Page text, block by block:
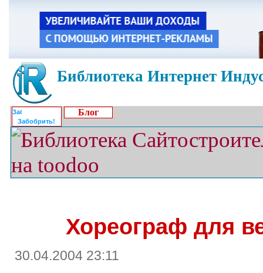
Библиотека Интернет
Забобрить!
Блог
Хореограф для
30.04.2004 23:11